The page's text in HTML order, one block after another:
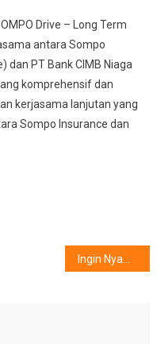
Drive – Long Term
antara Sompo
dan PT Bank CIMB Niaga
komprehensif dan
kerjasama lanjutan yang
Sompo Insurance dan